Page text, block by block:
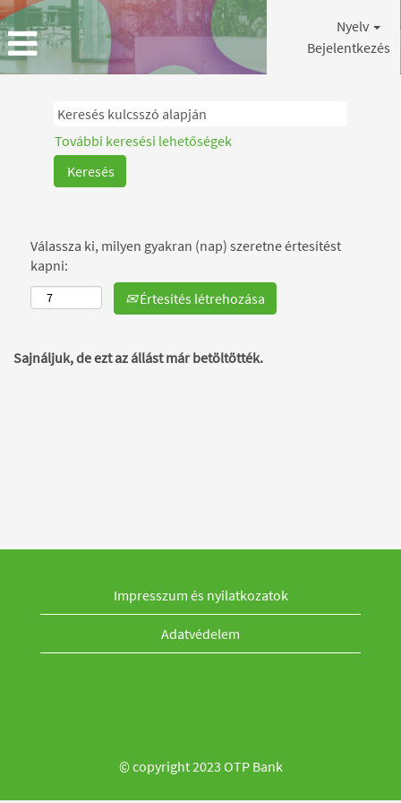
Nyelv
Bejelentkezés
További keresési lehetőségek
Válassza ki, milyen gyakran (nap) szeretne értesítést
kapni:
Értesítés létrehozása
Sajnáljuk, de ezt az állást már betöltötték.
Impresszum és nyilatkozatok
Adatvédelem
© copyright 2023 OTP Bank